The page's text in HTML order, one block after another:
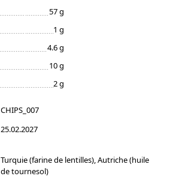
57 g
1 g
4.6 g
10 g
2 g
CHIPS_007
25.02.2027
Turquie (farine de lentilles), Autriche (huile
de tournesol)